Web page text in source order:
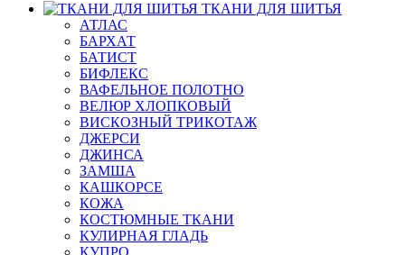
ТКАНИ ДЛЯ ШИТЬЯ
АТЛАС
БАРХАТ
БАТИСТ
БИФЛЕКС
ВАФЕЛЬНОЕ ПОЛОТНО
ВЕЛЮР ХЛОПКОВЫЙ
ВИСКОЗНЫЙ ТРИКОТАЖ
ДЖЕРСИ
ДЖИНСА
ЗАМША
КАШКОРСЕ
КОЖА
КОСТЮМНЫЕ ТКАНИ
КУЛИРНАЯ ГЛАДЬ
КУПРО